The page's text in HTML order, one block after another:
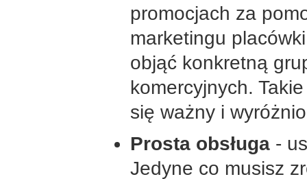
promocjach za
marketingu
objąć konkretną
komercyjnych.
się ważny i
Prosta obsługa -
Jedyne co musisz